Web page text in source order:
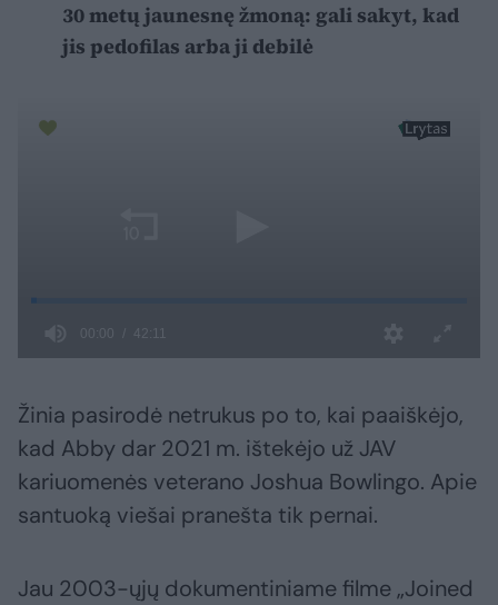
30 metų jaunesnę žmoną: gali sakyt, kad
jis pedofilas arba ji debilė
Žinia pasirodė netrukus po to, kai paaiškėjo,
kad Abby dar 2021 m. ištekėjo už JAV
kariuomenės veterano Joshua Bowlingo. Apie
santuoką viešai pranešta tik pernai.
Jau 2003-ųjų dokumentiniame filme „Joined